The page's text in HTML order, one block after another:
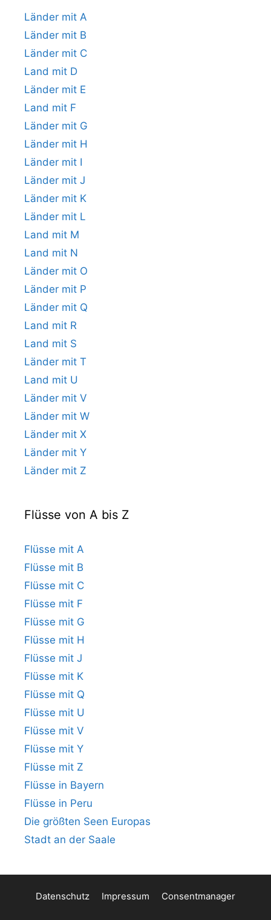
Länder mit A
Länder mit B
Länder mit C
Land mit D
Länder mit E
Land mit F
Länder mit G
Länder mit H
Länder mit I
Länder mit J
Länder mit K
Länder mit L
Land mit M
Land mit N
Länder mit O
Länder mit P
Länder mit Q
Land mit R
Land mit S
Länder mit T
Land mit U
Länder mit V
Länder mit W
Länder mit X
Länder mit Y
Länder mit Z
Flüsse von A bis Z
Flüsse mit A
Flüsse mit B
Flüsse mit C
Flüsse mit F
Flüsse mit G
Flüsse mit H
Flüsse mit J
Flüsse mit K
Flüsse mit Q
Flüsse mit U
Flüsse mit V
Flüsse mit Y
Flüsse mit Z
Flüsse in Bayern
Flüsse in Peru
Die größten Seen Europas
Stadt an der Saale
Datenschutz Impressum Consentmanager